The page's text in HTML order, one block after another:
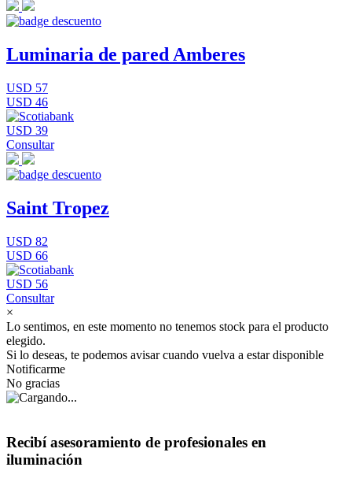
Luminaria de pared Amberes
USD 57
USD 46
USD 39
Consultar
Saint Tropez
USD 82
USD 66
USD 56
Consultar
×
Lo sentimos, en este momento no tenemos stock para el producto
elegido.
Si lo deseas, te podemos avisar cuando vuelva a estar disponible
Notificarme
No gracias
Recibí asesoramiento de profesionales en
iluminación